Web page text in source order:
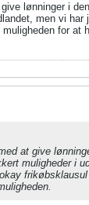
lønninger i
men vi
for
at give
muligheder i